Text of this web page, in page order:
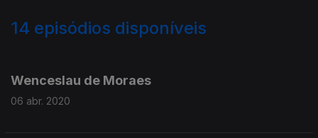
14 episódios disponíveis
Wenceslau de Moraes
06 abr. 2020